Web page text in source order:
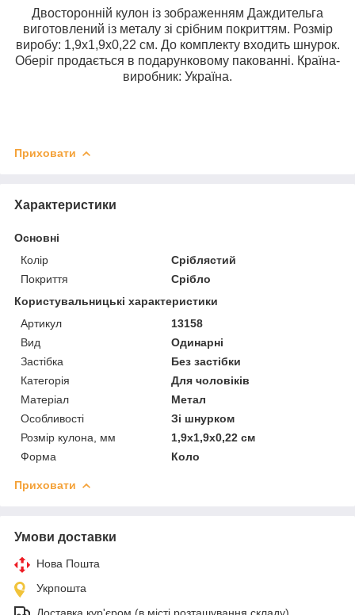
Двосторонній кулон із зображенням Даждительга
виготовлений із металу зі срібним покриттям. Розмір
виробу: 1,9х1,9х0,22 см. До комплекту входить шнурок.
Оберіг продається в подарунковому пакованні. Країна-
виробник: Україна.
Приховати
Характеристики
Основні
Колір
Сріблястий
Покриття
Срібло
Користувальницькі характеристики
Артикул
13158
Вид
Одинарні
Застібка
Без застібки
Категорія
Для чоловіків
Матеріал
Метал
Особливості
Зі шнурком
Розмір кулона, мм
1,9х1,9х0,22 см
Форма
Коло
Приховати
Умови доставки
Нова Пошта
Укрпошта
Доставка кур'єром (в місті розташування складу)